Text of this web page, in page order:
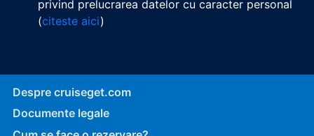
privind prelucrarea datelor cu caracter personal
(citeste aici)
Despre cruiseget.com
Documente legale